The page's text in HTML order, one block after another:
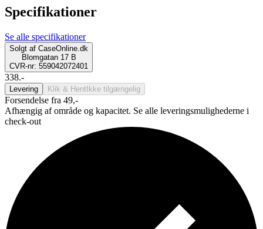
Specifikationer
Se alle specifikationer
Solgt af CaseOnline.dk
Blomgatan 17 B
CVR-nr: 559042072401
338.-
Levering Klik & Hent Ikke tilgængelig
Forsendelse fra 49,-
Afhængig af område og kapacitet. Se alle leveringsmulighederne i
check-out